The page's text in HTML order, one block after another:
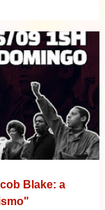
Blake: a